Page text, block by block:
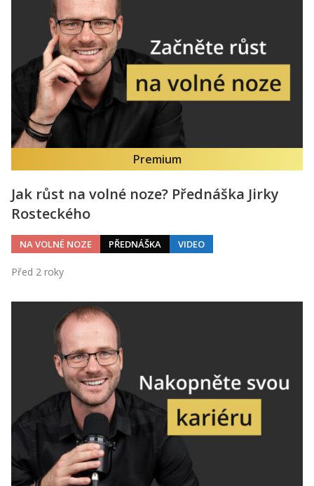
Premium
Jak růst na volné noze? Přednáška Jirky
Rosteckého
NA VOLNÉ NOZE PŘEDNÁŠKA VIDEO
Před 2 roky